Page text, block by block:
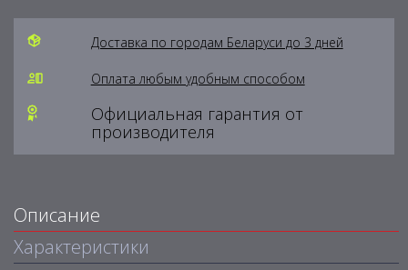
Доставка по городам Беларуси до 3 дней
Оплата любым удобным способом
Официальная гарантия от
производителя
Описание
Характеристики